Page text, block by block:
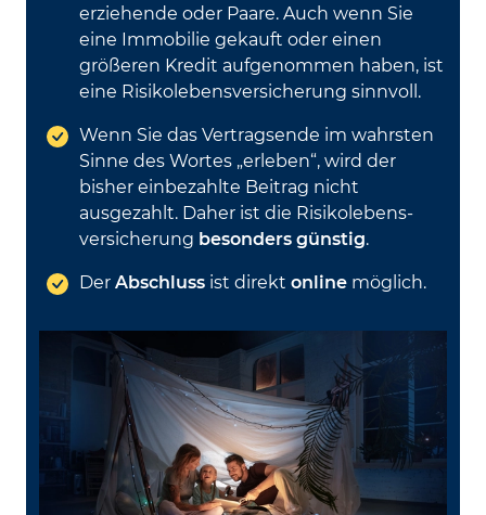
erziehende oder Paare. Auch wenn Sie
eine Immobilie gekauft oder einen
größeren Kredit auf­genommen haben, ist
eine Risiko­lebens­versicherung sinnvoll.
Wenn Sie das Vertrags­ende im wahrsten
Sinne des Wortes „erleben“, wird der
bisher ein­bezahlte Beitrag nicht
ausgezahlt. Daher ist die Risiko­lebens­
versicherung besonders günstig.
Der Abschluss ist direkt online möglich.